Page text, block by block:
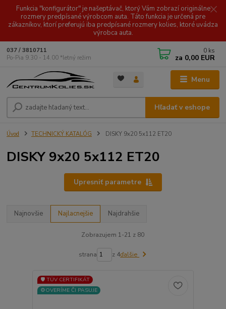
Funkcia "konfigurátor" je našeptávač, ktorý Vám zobrazí originálne
rozmery predpísané výrobcom auta. Táto funkcia je určená pre
zákazníkov, ktorí preferujú iba predpísané rozmery kolies, ktoré uvádza
výrobca auta.
Menu
Hľadať v eshope
037 / 3810711
Po-Pia 9.30 - 14.00 *letný režim
0 ks
za 0,00 EUR
Úvod TECHNICKÝ KATALÓG DISKY 9x20 5x112 ET20
DISKY 9x20 5x112 ET20
Upresniť parametre
Najnovšie Najlacnejšie Najdrahšie
Zobrazujem 1-21 z 80
strana z 4ďalšie
🛡️ TÜV CERTIFIKÁT
⚙️OVERÍME ČI PASUJE